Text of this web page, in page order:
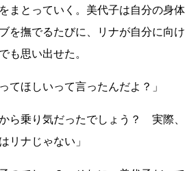
まとっていく。美代子は自分の身体
を撫でるたびに、リナが自分に向け
も思い出せた。
てほしいって言ったんだよ？」
ら乗り気だったでしょう？ 実際、
リナじゃない」